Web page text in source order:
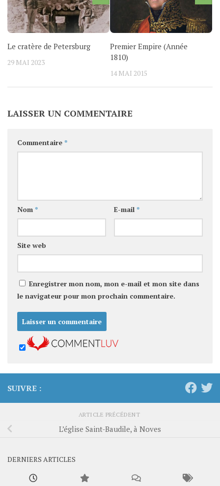
Le cratère de Petersburg
29 MAI 2023
Premier Empire (Année
1810)
14 MAI 2015
LAISSER UN COMMENTAIRE
Commentaire *
Nom * E-mail *
Site web
Enregistrer mon nom, mon e-mail et mon site dans
le navigateur pour mon prochain commentaire.
SUIVRE :
ARTICLE PRÉCÉDENT
L’église Saint-Baudile, à Noves
DERNIERS ARTICLES